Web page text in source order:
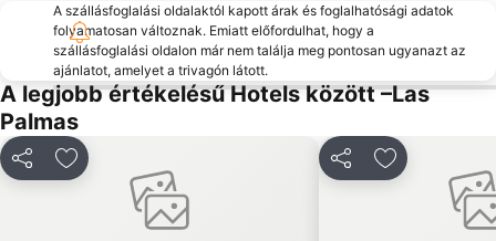
A szállásfoglalási oldalaktól kapott árak és foglalhatósági adatok
folyamatosan változnak. Emiatt előfordulhat, hogy a
szállásfoglalási oldalon már nem találja meg pontosan ugyanazt az
ajánlatot, amelyet a trivagón látott.
A legjobb értékelésű Hotels között –Las
Palmas
MegosztásHozzáadás a kedvencekhez MegosztásHozzáadás